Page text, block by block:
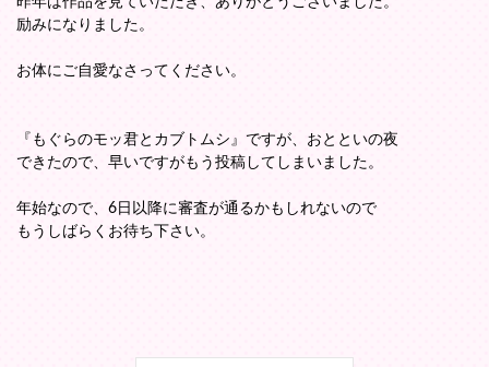
励みになりました。
お体にご自愛なさってください。
『もぐらのモッ君とカブトムシ』ですが、おとといの夜
できたので、早いですがもう投稿してしまいました。
年始なので、6日以降に審査が通るかもしれないので
もうしばらくお待ち下さい。